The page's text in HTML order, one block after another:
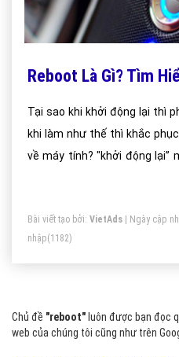
Reboot Là Gì? Tìm
Tại sao khi khởi động lại thì
khi làm như thế thì khắc
về máy tính? "khởi động lại”
Bài viết tạo bởi: VietAds | Ngày cập
nhập(1182)
Chủ đề "reboot" luôn được bạn đọc
web của chúng tôi cũng như trên